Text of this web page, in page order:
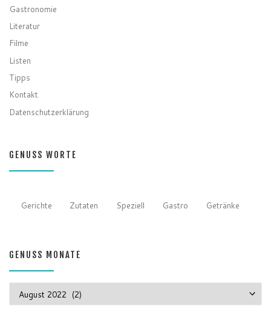
Gastronomie
Literatur
Filme
Listen
Tipps
Kontakt
Datenschutzerklärung
GENUSS WORTE
Gerichte Zutaten Speziell Gastro Getränke
GENUSS MONATE